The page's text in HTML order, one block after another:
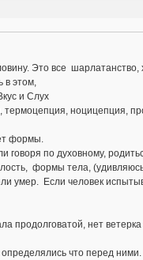
Это все
в этом,
и Слух
ноцицепция,
формы.
говоря по духовному,
формы тела,
умер. Если человек
продолговатой, нет
что перед ними.